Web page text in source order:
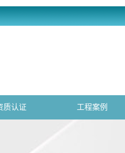
质认证 工程案例